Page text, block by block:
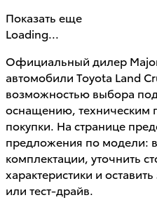
Показать еще
Loading...
Официальный дилер
автомобили Toyota Land
возможностью выбора
оснащению, техническим
покупки. На странице
предложения по модели:
комплектации, уточнить
характеристики и
или тест-драйв.